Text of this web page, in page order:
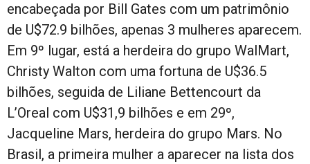
encabeçada por Bill Gates com um patrimônio
de U$72.9 bilhões, apenas 3 mulheres aparecem.
Em 9º lugar, está a herdeira do grupo WalMart,
Christy Walton com uma fortuna de U$36.5
bilhões, seguida de Liliane Bettencourt da
L’Oreal com U$31,9 bilhões e em 29º,
Jacqueline Mars, herdeira do grupo Mars. No
Brasil, a primeira mulher a aparecer na lista dos